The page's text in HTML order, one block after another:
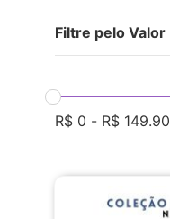
Filtre pelo Valor
R$ 0 - R$ 149.90